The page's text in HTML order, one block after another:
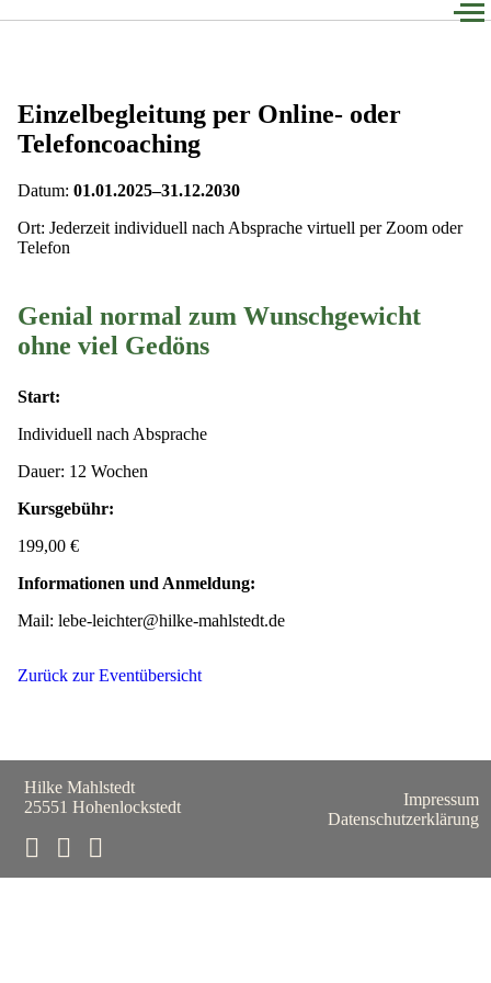
Einzelbegleitung per Online- oder
Telefoncoaching
Datum: 01.01.2025–31.12.2030
Ort: Jederzeit individuell nach Absprache virtuell per Zoom oder
Telefon
Genial normal zum Wunschgewicht
ohne viel Gedöns
Start:
Individuell nach Absprache
Dauer: 12 Wochen
Kursgebühr:
199,00 €
Informationen und Anmeldung:
Mail: lebe-leichter@hilke-mahlstedt.de
Zurück zur Eventübersicht
Hilke Mahlstedt
25551 Hohenlockstedt
Impressum
Datenschutzerklärung